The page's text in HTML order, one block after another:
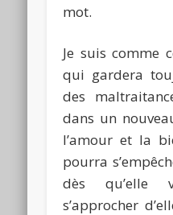
mot.
Je suis comme
qui gardera
des
dans un
l’amour et la
pourra
dès qu’elle
s’approcher